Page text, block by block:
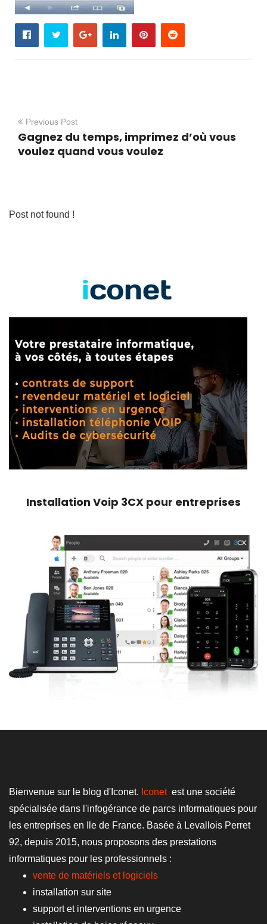
Previous Post
Gagnez du temps, imprimez d’où vous
voulez quand vous voulez
Post not found !
Installation Voip 3CX pour entreprises
Bienvenue sur le blog d'Iconet. Iconet est une société
spécialisée dans l'infogérance de parcs informatiques pour
les entreprises en Ile de France. Basée à Levallois Perret
92, depuis 2015, nous proposons des prestations
informatiques pour les professionnels :
vente de matériels et logiciels
installation sur site
support et interventions en urgence